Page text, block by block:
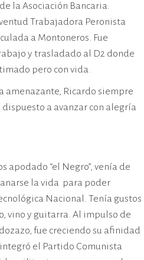
la Asociación Bancaria.
Trabajadora Peronista
a Montoneros. Fue
y trasladado al D2 donde
pero con vida.
amenazante, Ricardo siempre
a avanzar con alegría
apodado “el Negro”, venía de
la vida para poder
Nacional. Tenía gustos
vino y guitarra. Al impulso de
fue creciendo su afinidad
el Partido Comunista